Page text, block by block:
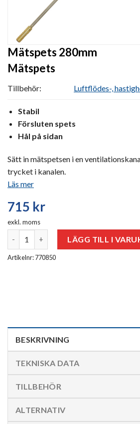
Mätspets 280mm
Mätspets
Tillbehör: Luftflödes-,
Stabil
Försluten spets
Hål på sidan
Sätt in mätspetsen i en
trycket i kanalen.
Läs mer
715 kr
exkl. moms
Mätspets 280mm mängdLÄGG TILL I
Artikelnr: 770850
BESKRIVNING
TEKNISKA DATA
TILLBEHÖR
ALTERNATIV